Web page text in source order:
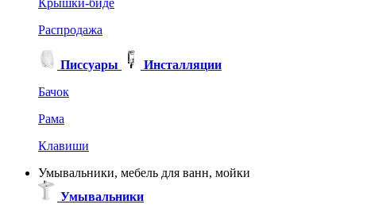
Распродажа
Писсуары
Инсталляции
Бачок
Рама
Клавиши
Умывальники, мебель для ванн, мойки
Умывальники